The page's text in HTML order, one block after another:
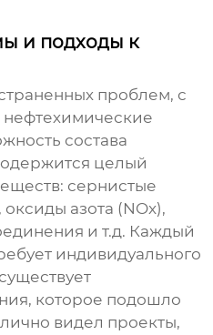
и подходы к
проблем, с
нефтехимические
состава
целый
сернистые
азота (NOx),
и т.д. Каждый
индивидуального
которое подошло
видел проекты,